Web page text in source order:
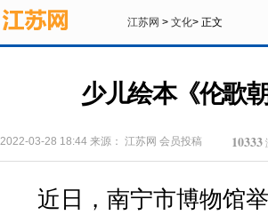
江苏网 > 文化> 正文
少儿绘本《伦歌
2022-03-28 18:44 来源： 江苏网 会员投稿 10333
近日，南宁市博物馆